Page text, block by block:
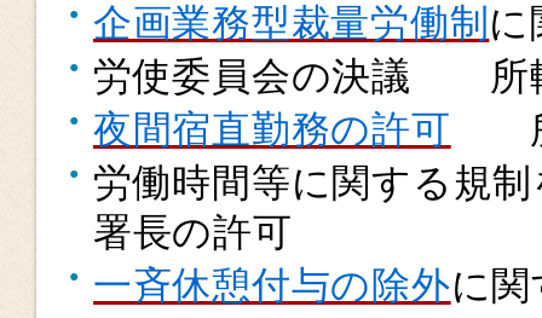
企画業務型裁量労働制 に
労使委員会の決議 所
夜間宿直勤務の許可 所
労働時間等に関する規
署長の許可
一斉休憩付与の除外に